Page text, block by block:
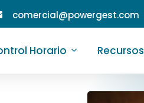
comercial@powergest.com
Horario Recursos